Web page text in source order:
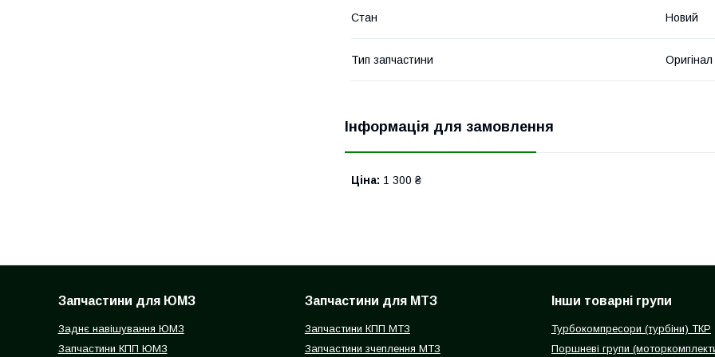
Стан Новий
Тип запчастини Оригінал
Інформація для замовлення
Ціна: 1 300 ₴
Запчастини для ЮМЗ
Заднє навішування ЮМЗ
Запчастини КПП ЮМЗ
Запчастини для МТЗ
Запчастини КПП МТЗ
Запчастини зчеплення МТЗ
Інши товарні групи
Турбокомпресори (турбіни) ТКР
Поршневі групи